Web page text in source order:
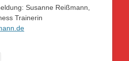
Susanne Reißmann,
Trainerin